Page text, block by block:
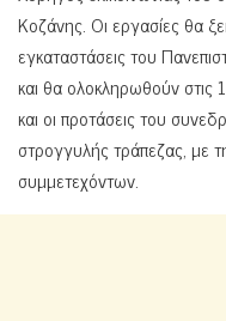
Κοζάνης. Οι εργασίες θα
εγκαταστάσεις του
και θα ολοκληρωθούν
και οι προτάσεις του
στρογγυλής τράπεζας, με
συμμετεχόντων.